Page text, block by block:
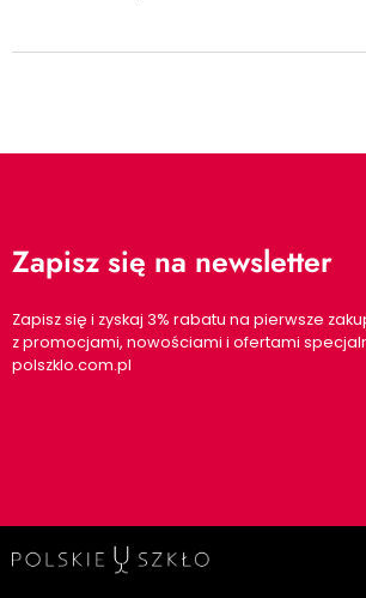
Zapisz się na newsletter
Zapisz się i zyskaj 3% rabatu na pierwsze
z promocjami, nowościami i ofertami
polszklo.com.pl